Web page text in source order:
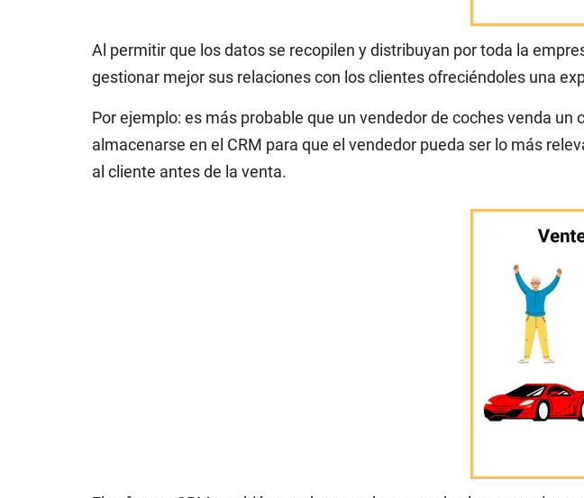
Al permitir que los datos se recopilen y distribuyan por toda la
gestionar mejor sus relaciones con los clientes ofreciéndoles una
Por ejemplo: es más probable que un vendedor de coches venda
almacenarse en el CRM para que el vendedor pueda ser lo más
al cliente antes de la venta.